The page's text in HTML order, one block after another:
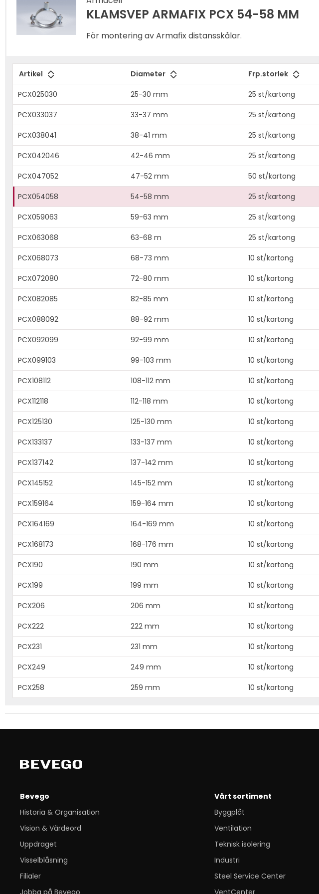
KLAMSVEP ARMAFIX PCX 54-58 MM
För montering av Armafix distansskålar.
Artikel Diameter Frp.storlek
PCX025030 25-30 mm 25 st/kartong
PCX033037 33-37 mm 25 st/kartong
PCX038041 38-41 mm 25 st/kartong
PCX042046 42-46 mm 25 st/kartong
PCX047052 47-52 mm 50 st/kartong
PCX054058 54-58 mm 25 st/kartong
PCX059063 59-63 mm 25 st/kartong
PCX063068 63-68 m 25 st/kartong
PCX068073 68-73 mm 10 st/kartong
PCX072080 72-80 mm 10 st/kartong
PCX082085 82-85 mm 10 st/kartong
PCX088092 88-92 mm 10 st/kartong
PCX092099 92-99 mm 10 st/kartong
PCX099103 99-103 mm 10 st/kartong
PCX108112 108-112 mm 10 st/kartong
PCX112118 112-118 mm 10 st/kartong
PCX125130 125-130 mm 10 st/kartong
PCX133137 133-137 mm 10 st/kartong
PCX137142 137-142 mm 10 st/kartong
PCX145152 145-152 mm 10 st/kartong
PCX159164 159-164 mm 10 st/kartong
PCX164169 164-169 mm 10 st/kartong
PCX168173 168-176 mm 10 st/kartong
PCX190 190 mm 10 st/kartong
PCX199 199 mm 10 st/kartong
PCX206 206 mm 10 st/kartong
PCX222 222 mm 10 st/kartong
PCX231 231 mm 10 st/kartong
PCX249 249 mm 10 st/kartong
PCX258 259 mm 10 st/kartong
Bevego
Historia & Organisation
Vision & Värdeord
Uppdraget
Visselblåsning
Filialer
Jobba på Bevego
Vårt sortiment
Byggplåt
Ventilation
Teknisk isolering
Industri
Steel Service Center
VentCenter